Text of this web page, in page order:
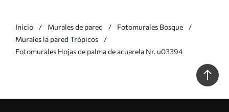
Inicio Murales de pared
Fotomurales Bosque
Murales la pared Trópicos
Fotomurales Hojas de palma de acuarela Nr. u03394